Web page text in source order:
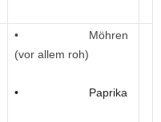
• Möhren
(vor allem roh)
• Paprika